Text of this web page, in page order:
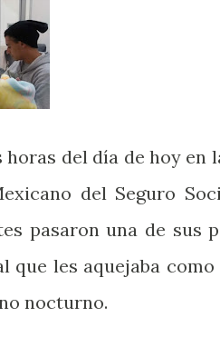
del día de hoy en
del Seguro
pasaron una de sus
que les aquejaba
nocturno.